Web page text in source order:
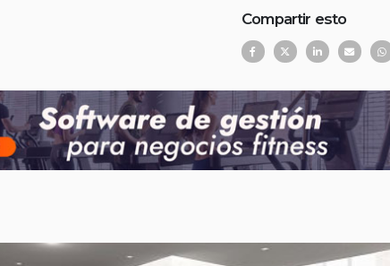
Compartir esto